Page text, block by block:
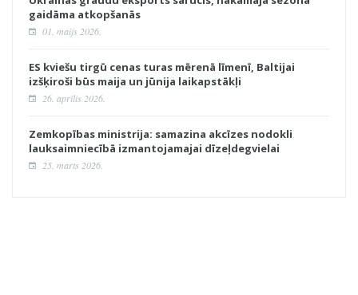
gaidāma atkopšanās
01. maijs 2026.
ES kviešu tirgū cenas turas mērenā līmenī, Baltijai
izšķiroši būs maija un jūnija laikapstākļi
26. aprīlis 2026.
Zemkopības ministrija: samazina akcīzes nodokli
lauksaimniecībā izmantojamajai dīzeļdegvielai
25. marts 2026.